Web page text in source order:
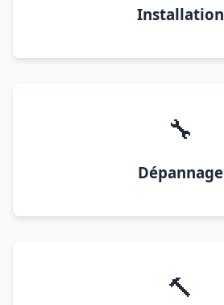
Installation
🔧
Dépannage
🔨